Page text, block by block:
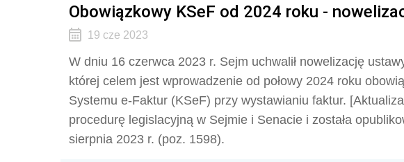
Obowiązkowy KSeF od 2024 roku -
19 cze 2023
W dniu 16 czerwca 2023 r. Sejm uchwalił nowelizację
której celem jest wprowadzenie od połowy 2024 roku
Systemu e-Faktur (KSeF) przy wystawianiu faktur.
procedurę legislacyjną w Sejmie i Senacie i została
sierpnia 2023 r. (poz. 1598).